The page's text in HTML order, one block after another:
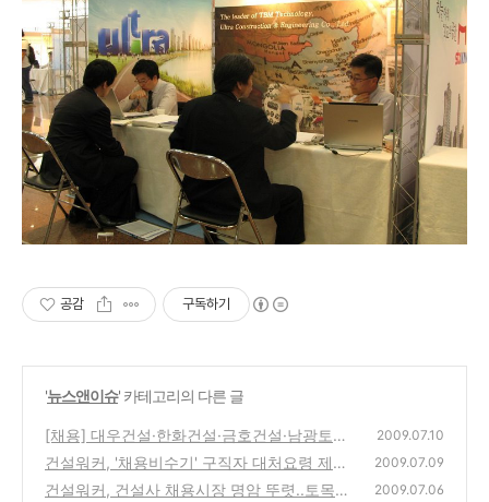
공감 구독하기
'뉴스앤이슈' 카테고리의 다른 글
[채용] 대우건설·한화건설·금호건설·남광토건
등
(0)
2009.07.10
건설워커, '채용비수기' 구직자 대처요령 제시
(0)
2009.07.09
건설워커, 건설사 채용시장 명암 뚜렷..토목↑
2009.07.06